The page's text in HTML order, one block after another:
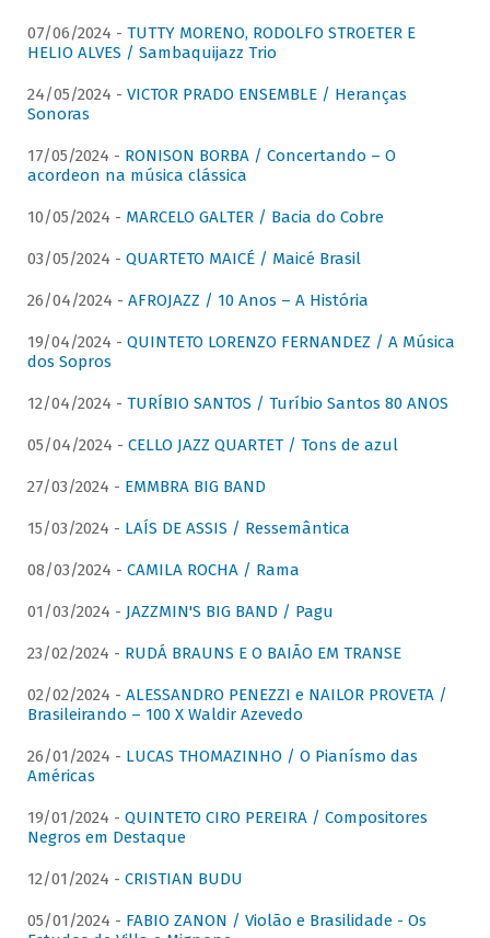
07/06/2024 - TUTTY MORENO, RODOLFO STROETER E
HELIO ALVES / Sambaquijazz Trio
24/05/2024 - VICTOR PRADO ENSEMBLE / Heranças
Sonoras
17/05/2024 - RONISON BORBA / Concertando – O
acordeon na música clássica
10/05/2024 - MARCELO GALTER / Bacia do Cobre
03/05/2024 - QUARTETO MAICÉ / Maicé Brasil
26/04/2024 - AFROJAZZ / 10 Anos – A História
19/04/2024 - QUINTETO LORENZO FERNANDEZ / A Música
dos Sopros
12/04/2024 - TURÍBIO SANTOS / Turíbio Santos 80 ANOS
05/04/2024 - CELLO JAZZ QUARTET / Tons de azul
27/03/2024 - EMMBRA BIG BAND
15/03/2024 - LAÍS DE ASSIS / Ressemântica
08/03/2024 - CAMILA ROCHA / Rama
01/03/2024 - JAZZMIN'S BIG BAND / Pagu
23/02/2024 - RUDÁ BRAUNS E O BAIÃO EM TRANSE
02/02/2024 - ALESSANDRO PENEZZI e NAILOR PROVETA /
Brasileirando – 100 X Waldir Azevedo
26/01/2024 - LUCAS THOMAZINHO / O Pianísmo das
Américas
19/01/2024 - QUINTETO CIRO PEREIRA / Compositores
Negros em Destaque
12/01/2024 - CRISTIAN BUDU
05/01/2024 - FABIO ZANON / Violão e Brasilidade - Os